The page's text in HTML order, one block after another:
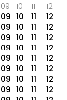
09 10 11
12
09 10 11
12
09 10 11
12
09 10 11
12
09 10 11
12
09 10 11
12
09 10 11
12
09 10 11
12
09 10 11
12